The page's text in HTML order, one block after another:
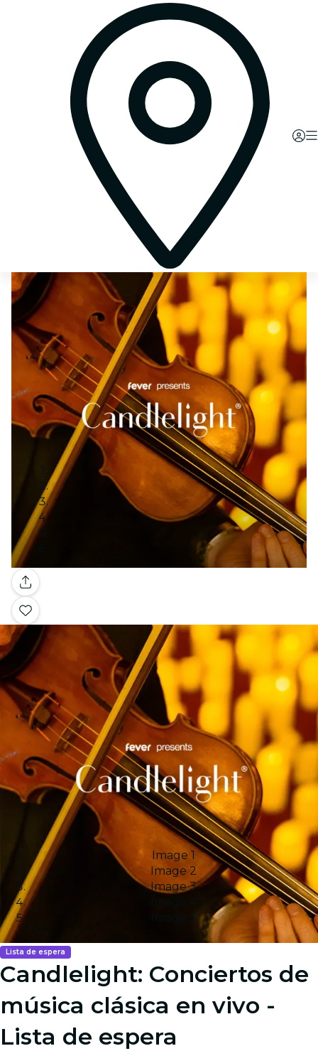
Galería
Image 1
Image 2
Image 3
Image 4
Image 5
Lista de espera
Candlelight: Conciertos de
música clásica en vivo -
Lista de espera